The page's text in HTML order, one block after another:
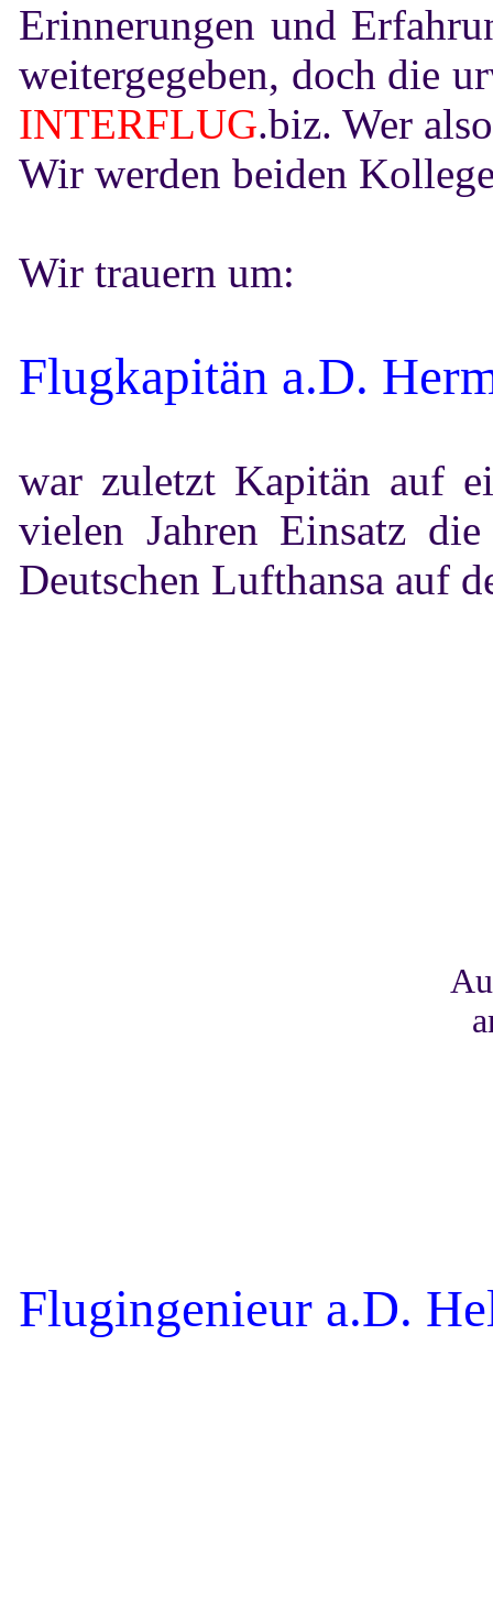
Erinnerungen und
weitergegeben, doch die
INTERFLUG.biz. Wer
Wir werden beiden
Wir trauern um:
Flugkapitän a.D.
war zuletzt Kapitän auf
vielen Jahren Einsatz
Deutschen Lufthansa auf
Flugingenieur a.D.